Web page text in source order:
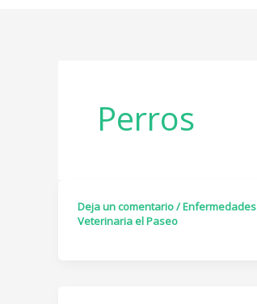
Perros
Deja un comentario/Enfermedades
Veterinaria el Paseo